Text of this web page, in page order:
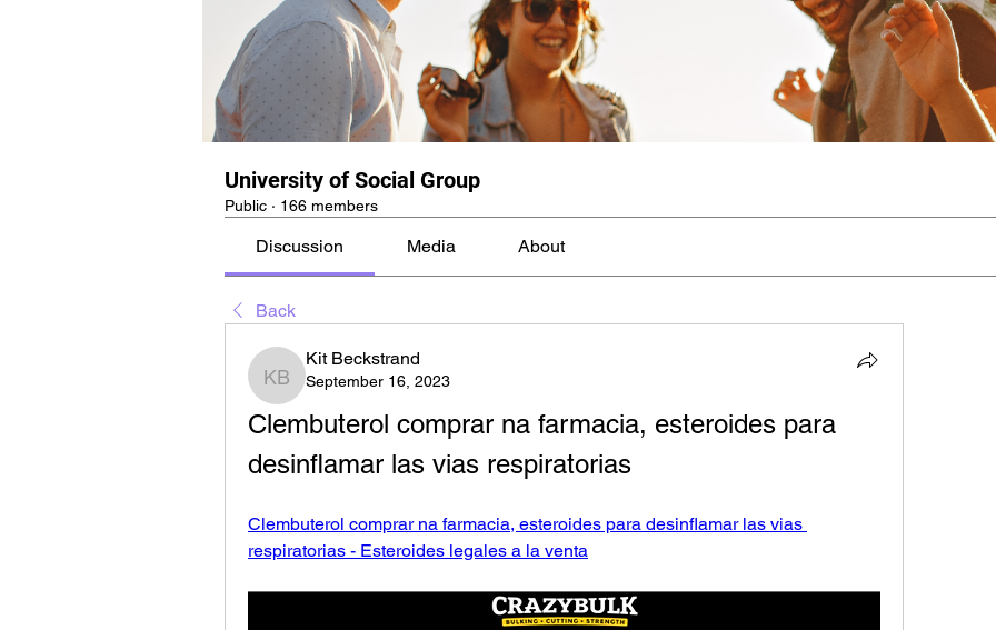
University of Social Group
Public · 166 members
Discussion Media About
Back
Kit Beckstrand
Kit Beckstrand
September 16, 2023
Clembuterol comprar na farmacia, esteroides para
desinflamar las vias respiratorias
Clembuterol comprar na farmacia, esteroides para desinflamar las vias
respiratorias - Esteroides legales a la venta